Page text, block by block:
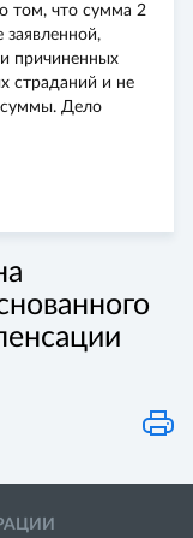
том, что сумма 2
заявленной,
причиненных
страданий и не
суммы. Дело